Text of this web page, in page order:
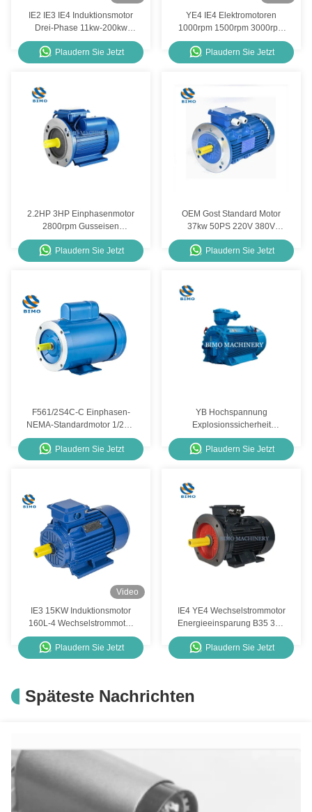
IE2 IE3 IE4 Induktionsmotor
Drei-Phase 11kw-200kw
380V IE3 Premium
Effizienzmotoren
Plaudern Sie Jetzt
YE4 IE4 Elektromotoren
1000rpm 1500rpm 3000rpm
Dreiphasige Wechselstrom-
Induktionsmotoren
Plaudern Sie Jetzt
2.2HP 3HP Einphasenmotor
2800rpm Gusseisen
Gehäuse Kondensator
Startmotor CSR
Plaudern Sie Jetzt
OEM Gost Standard Motor
37kw 50PS 220V 380V
Dreiphasige Wechselstrom-
Induktionsmotor für
Wasserpumpe
Plaudern Sie Jetzt
F561/2S4C-C Einphasen-
NEMA-Standardmotor 1/2PS
4P NEMA 56C Motor für den
Außenbereich
Plaudern Sie Jetzt
YB Hochspannung
Explosionssicherheit
Wechselstrommotor 6kv
Dreiphasige
Eichhörnchenkäfigmotor
Plaudern Sie Jetzt
Video
IE3 15KW Induktionsmotor
160L-4 Wechselstrommotor
mit 380V Eichhörnchenkäfig
Wechselstrommotor
Plaudern Sie Jetzt
IE4 YE4 Wechselstrommotor
Energieeinsparung B35 3kw
4HP Wechselstrommotor
Asynchronmotor 3 Phase
Plaudern Sie Jetzt
Späteste Nachrichten